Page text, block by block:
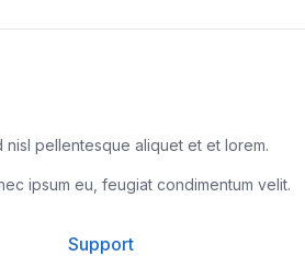
nisl pellentesque aliquet et et lorem.
ipsum eu, feugiat condimentum velit.
Support